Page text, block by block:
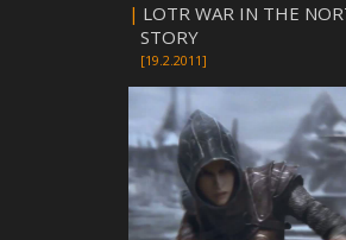
| LOTR WAR IN THE
STORY
[19.2.2011]